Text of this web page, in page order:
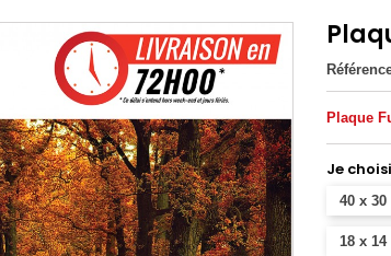
Plaque
Je
40 x 30
18 x 14